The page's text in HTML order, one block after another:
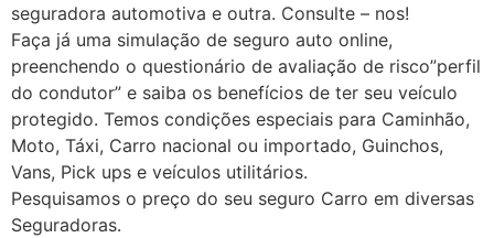
seguradora automotiva e outra. Consulte – nos!
Faça já uma simulação de seguro auto online,
preenchendo o questionário de avaliação de risco”perfil
do condutor” e saiba os benefícios de ter seu veículo
protegido. Temos condições especiais para Caminhão,
Moto, Táxi, Carro nacional ou importado, Guinchos,
Vans, Pick ups e veículos utilitários.
Pesquisamos o preço do seu seguro Carro em diversas
Seguradoras.